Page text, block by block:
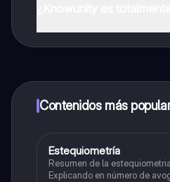
a determinadas funciones.
Contenidos más
Química
Estequiometría
Resumen de la
Explicando en número de